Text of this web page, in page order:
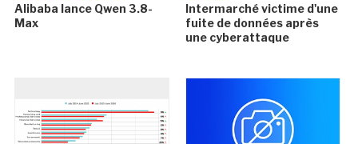
Alibaba lance Qwen 3.8-
Max
Intermarché victime d'une
fuite de données après
une cyberattaque